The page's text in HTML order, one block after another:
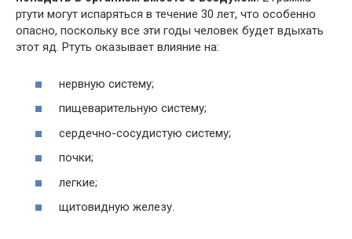
ртути могут испаряться в течение 30 лет, что особенно
опасно, поскольку все эти годы человек будет вдыхать
этот яд. Ртуть оказывает влияние на:
нервную систему;
пищеварительную систему;
сердечно-сосудистую систему;
почки;
легкие;
щитовидную железу.